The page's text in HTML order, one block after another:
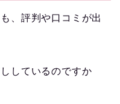
、評判や口コミが出
しているのですか